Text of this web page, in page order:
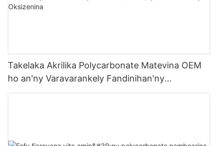
Takelaka Akrilika Polycarbonate Matevina OEM
ho an'ny Varavarankely Fandinihan'ny
Varavarankely Oksizenina